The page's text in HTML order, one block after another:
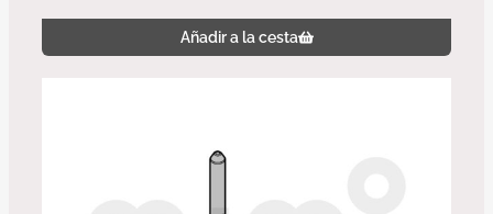
Añadir a la cesta